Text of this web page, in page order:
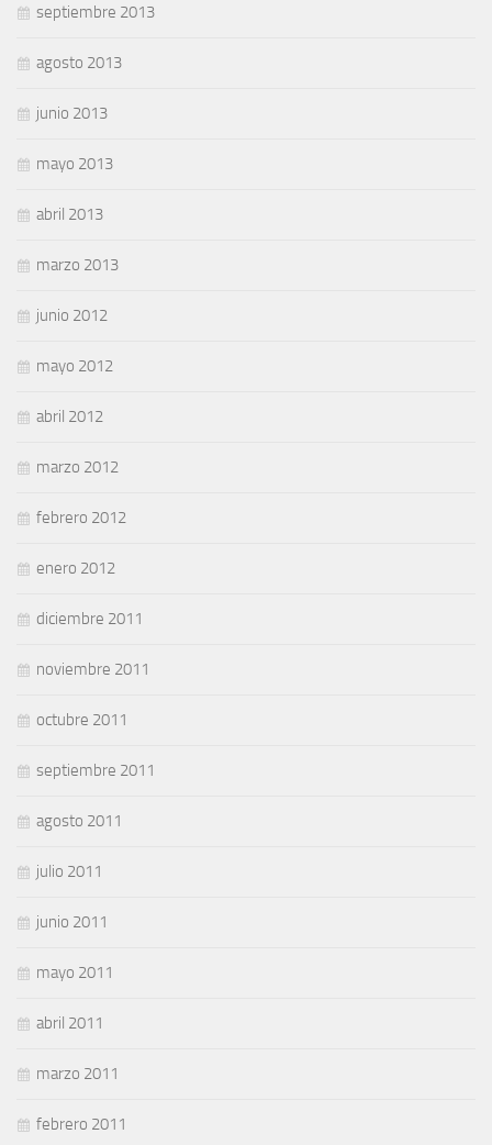
septiembre 2013
agosto 2013
junio 2013
mayo 2013
abril 2013
marzo 2013
junio 2012
mayo 2012
abril 2012
marzo 2012
febrero 2012
enero 2012
diciembre 2011
noviembre 2011
octubre 2011
septiembre 2011
agosto 2011
julio 2011
junio 2011
mayo 2011
abril 2011
marzo 2011
febrero 2011